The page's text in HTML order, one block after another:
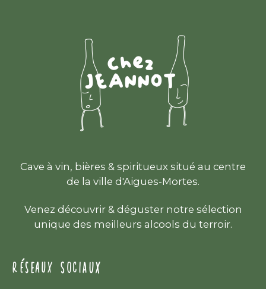
Cave à vin, bières & spiritueux situé au centre
de la ville d'Aigues-Mortes.
Venez découvrir & déguster notre sélection
unique des meilleurs alcools du terroir.
RÉSEAUX SOCIAUX